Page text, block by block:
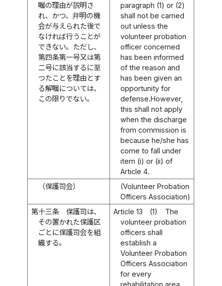
嘱の理由が説明さ
れ、かつ、弁明の機
会が与えられた後で
なければ行うことが
できない。ただし、
第四条第一号又は第
二号に該当するに至
つたことを理由とす
る解嘱については、
この限りでない。
paragraph (1) or (2)
shall not be carried
out unless the
volunteer probation
officer concerned
has been informed
of the reason and
has been given an
opportunity for
defense.However,
this shall not apply
when the discharge
from commission is
because he/she has
come to fall under
item (i) or (ii) of
Article 4.
（保護司会）
(Volunteer Probation
Officers Association)
第十三条
保護司は、
その置かれた保護区
ごとに保護司会を組
織する。
Article 13 (1)
The
volunteer probation
officers shall
establish a
Volunteer Probation
Officers Association
for every
rehabilitation area.